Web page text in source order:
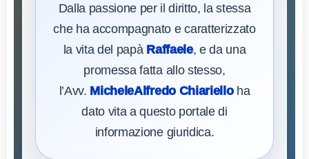
Dalla passione per il diritto, la stessa
che ha accompagnato e caratterizzato
la vita del papà Raffaele, e da una
promessa fatta allo stesso,
l’Avv. MicheleAlfredo Chiarielloha
dato vita a questo portale di
informazione giuridica.